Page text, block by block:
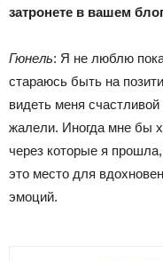
затронете в вашем
Гюнель: Я не люблю
стараюсь быть на
видеть меня
жалели. Иногда мне бы
через которые я
это место для
эмоций.